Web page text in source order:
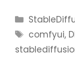
Tags
comfyui,